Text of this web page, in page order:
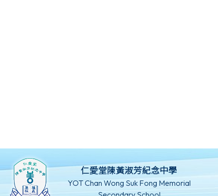
仁愛堂陳黃淑芳紀念中學
YOT Chan Wong Suk Fong Memorial